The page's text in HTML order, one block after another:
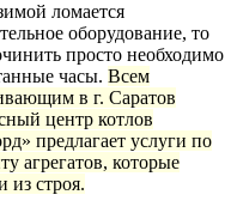
ломается
оборудование, то
просто необходимо
часы. Всем
в г. Саратов
центр котлов
предлагает услуги по
агрегатов, которые
из строя.